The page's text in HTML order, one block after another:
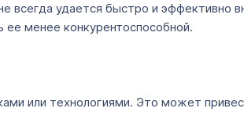
всегда удается быстро и эффективно
ее менее конкурентоспособной.
или технологиями. Это может